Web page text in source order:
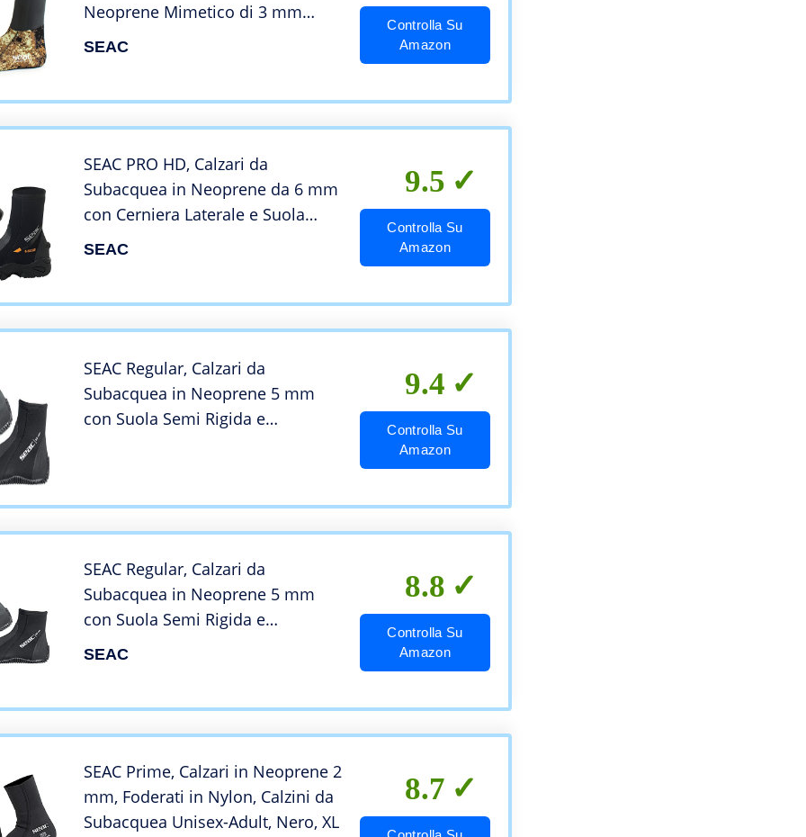
Neoprene Mimetico di 3 mm
Unisex Adulto, Camo Marrone, M
SEAC
Controlla Su
Amazon
SEAC PRO HD, Calzari da
Subacquea in Neoprene da 6 mm
con Cerniera Laterale e Suola
Rigida in Gomma Unisex Adulto,
SEAC
9.5
Controlla Su
Amazon
SEAC Regular, Calzari da
Subacquea in Neoprene 5 mm
con Suola Semi Rigida e
9.4
Controlla Su
Amazon
SEAC Regular, Calzari da
Subacquea in Neoprene 5 mm
con Suola Semi Rigida e
Protezioni su Tallone e Collo del
SEAC
8.8
Controlla Su
Amazon
SEAC Prime, Calzari in Neoprene 2
mm, Foderati in Nylon, Calzini da
Subacquea Unisex-Adult, Nero, XL
8.7